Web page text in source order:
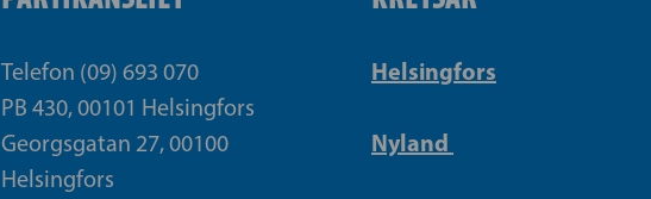
Telefon (09) 693 070
PB 430, 00101 Helsingfors
Georgsgatan 27, 00100
Helsingfors
Helsingfors
Nyland